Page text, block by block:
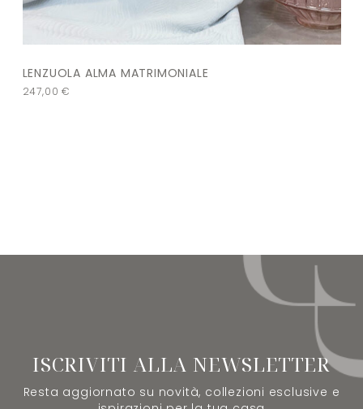
LENZUOLA ALMA MATRIMONIALE
247,00€
ISCRIVITI ALLA NEWSLETTER
Resta aggiornato su novità, collezioni esclusive e